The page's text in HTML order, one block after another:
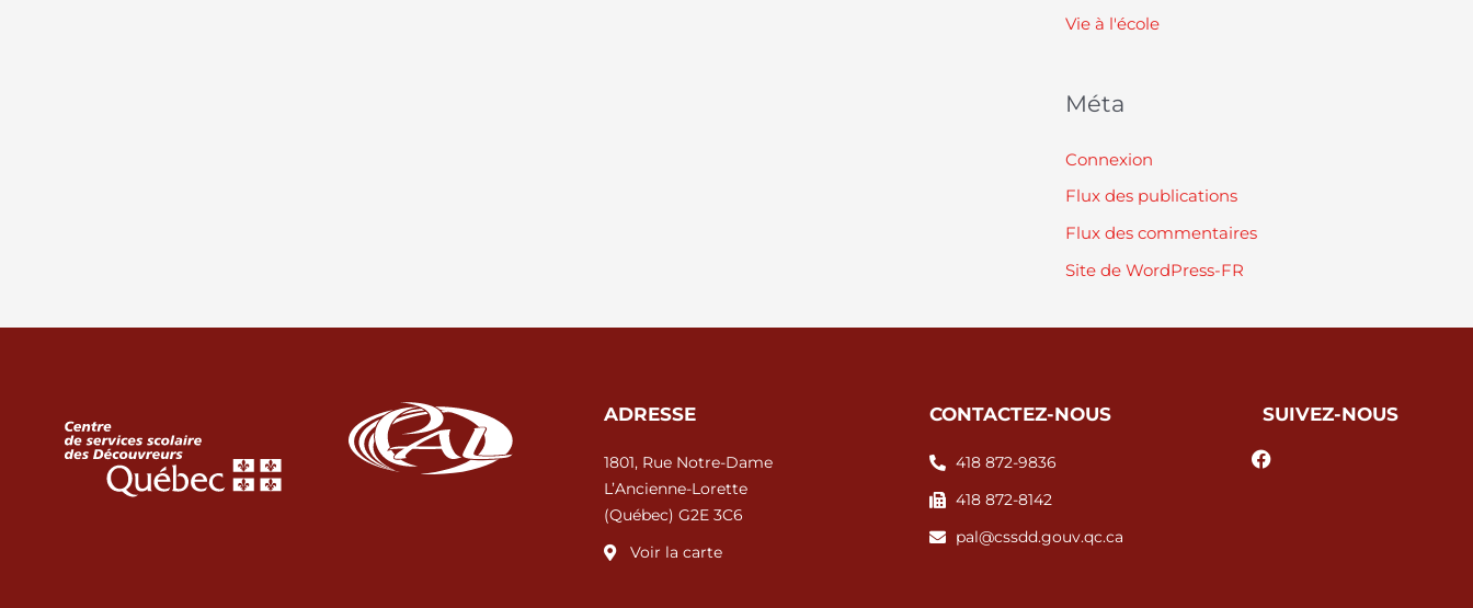
Vie à l'école
Méta
Connexion
Flux des publications
Flux des commentaires
Site de WordPress-FR
ADRESSE
1801, Rue Notre-Dame
L’Ancienne-Lorette
(Québec) G2E 3C6
Voir la carte
CONTACTEZ-NOUS
418 872-9836
418 872-8142
pal@cssdd.gouv.qc.ca
SUIVEZ-NOUS